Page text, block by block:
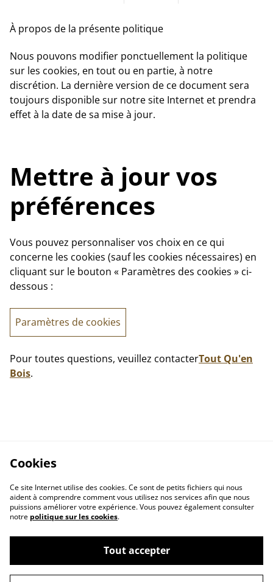
À propos de la présente politique
Nous pouvons modifier ponctuellement la politique
sur les cookies, en tout ou en partie, à notre
discrétion. La dernière version de ce document sera
toujours disponible sur notre site Internet et prendra
effet à la date de sa mise à jour.
Mettre à jour vos
préférences
Vous pouvez personnaliser vos choix en ce qui
concerne les cookies (sauf les cookies nécessaires) en
cliquant sur le bouton « Paramètres des cookies » ci-
dessous :
Paramètres de cookies
Pour toutes questions, veuillez contacterTout Qu'en
Bois.
Politique de
confidentialité
Politique de cookies
Cookies
Ce site Internet utilise des cookies. Ce sont de petits fichiers qui nous
aident à comprendre comment vous utilisez nos services afin que nous
puissions améliorer votre expérience. Vous pouvez également consulter
notre politique sur les cookies.
Tout accepter